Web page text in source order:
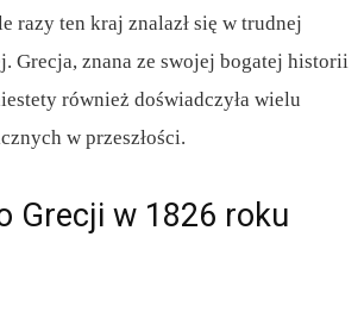
razy ten kraj znalazł się w trudnej
Grecja, znana ze swojej bogatej historii
również doświadczyła wielu
w przeszłości.
Grecji w 1826 roku